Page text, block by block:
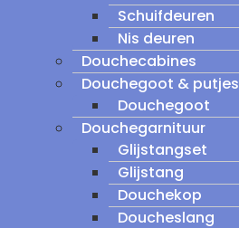
Schuifdeuren
Nis deuren
Douchecabines
Douchegoot & putjes
Douchegoot
Douchegarnituur
Glijstangset
Glijstang
Douchekop
Doucheslang